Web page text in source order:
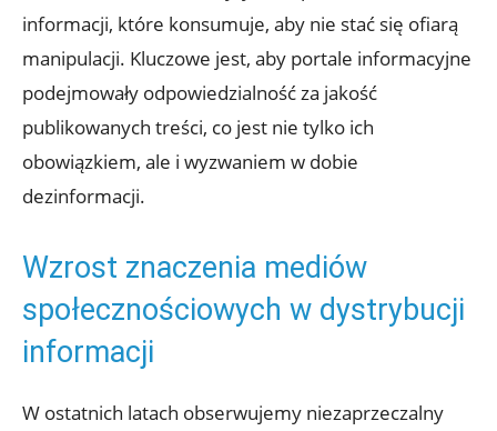
informacji, które konsumuje, aby nie stać się ofiarą
manipulacji. Kluczowe jest, aby portale informacyjne
podejmowały odpowiedzialność za jakość
publikowanych treści, co jest nie tylko ich
obowiązkiem, ale i wyzwaniem w dobie
dezinformacji.
Wzrost znaczenia mediów
społecznościowych w dystrybucji
informacji
W ostatnich latach obserwujemy niezaprzeczalny